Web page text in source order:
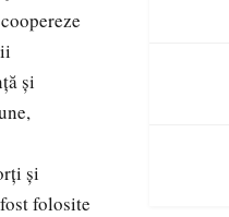
şi
şi
folosite